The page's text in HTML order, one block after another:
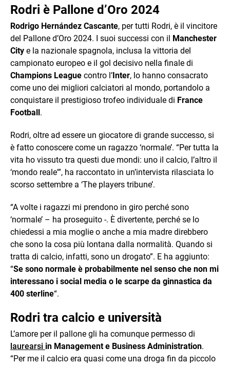
Rodri è Pallone d’Oro 2024
Rodrigo Hernández Cascante, per tutti Rodri, è il vincitore
del Pallone d’Oro 2024. I suoi successi con il Manchester
City e la nazionale spagnola, inclusa la vittoria del
campionato europeo e il gol decisivo nella finale di
Champions League contro l’Inter, lo hanno consacrato
come uno dei migliori calciatori al mondo, portandolo a
conquistare il prestigioso trofeo individuale di France
Football.
Rodri, oltre ad essere un giocatore di grande successo, si
è fatto conoscere come un ragazzo ‘normale’. “Per tutta la
vita ho vissuto tra questi due mondi: uno il calcio, l’altro il
‘mondo reale'”, ha raccontato in un’intervista rilasciata lo
scorso settembre a ‘The players tribune’.
“A volte i ragazzi mi prendono in giro perché sono
‘normale’ – ha proseguito -. È divertente, perché se lo
chiedessi a mia moglie o anche a mia madre direbbero
che sono la cosa più lontana dalla normalità. Quando si
tratta di calcio, infatti, sono un drogato”. E ha aggiunto:
“Se sono normale è probabilmente nel senso che non mi
interessano i social media o le scarpe da ginnastica da
400 sterline“.
Rodri tra calcio e università
L’amore per il pallone gli ha comunque permesso di
laurearsi in Management e Business Administration.
“Per me il calcio era quasi come una droga fin da piccolo